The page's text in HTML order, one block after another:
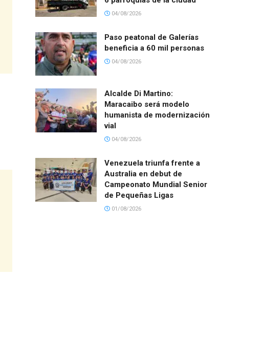
04/08/2026
Paso peatonal de Galerías
beneficia a 60 mil personas
04/08/2026
Alcalde Di Martino:
Maracaibo será modelo
humanista de modernización
vial
04/08/2026
Venezuela triunfa frente a
Australia en debut de
Campeonato Mundial Senior
de Pequeñas Ligas
01/08/2026